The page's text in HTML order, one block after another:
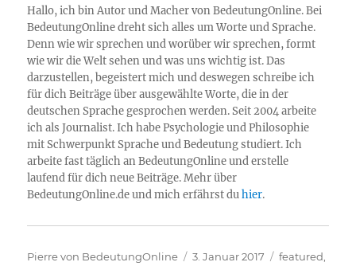
Hallo, ich bin Autor und Macher von BedeutungOnline. Bei
BedeutungOnline dreht sich alles um Worte und Sprache.
Denn wie wir sprechen und worüber wir sprechen, formt
wie wir die Welt sehen und was uns wichtig ist. Das
darzustellen, begeistert mich und deswegen schreibe ich
für dich Beiträge über ausgewählte Worte, die in der
deutschen Sprache gesprochen werden. Seit 2004 arbeite
ich als Journalist. Ich habe Psychologie und Philosophie
mit Schwerpunkt Sprache und Bedeutung studiert. Ich
arbeite fast täglich an BedeutungOnline und erstelle
laufend für dich neue Beiträge. Mehr über
BedeutungOnline.de und mich erfährst duhier.
Autor
Pierre von BedeutungOnline
Veröffentlicht
3. Januar 2017 Kategorien
featured